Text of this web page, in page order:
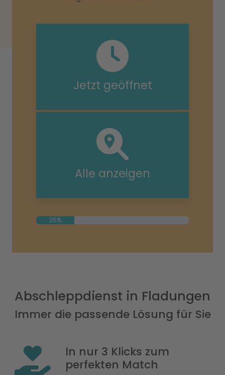
Jetzt geöffnet
Alle anzeigen
25%
Abschleppdienst in Fladungen
Immer die passende Lösung für Sie
In nur 3 Klicks zum
perfekten Match